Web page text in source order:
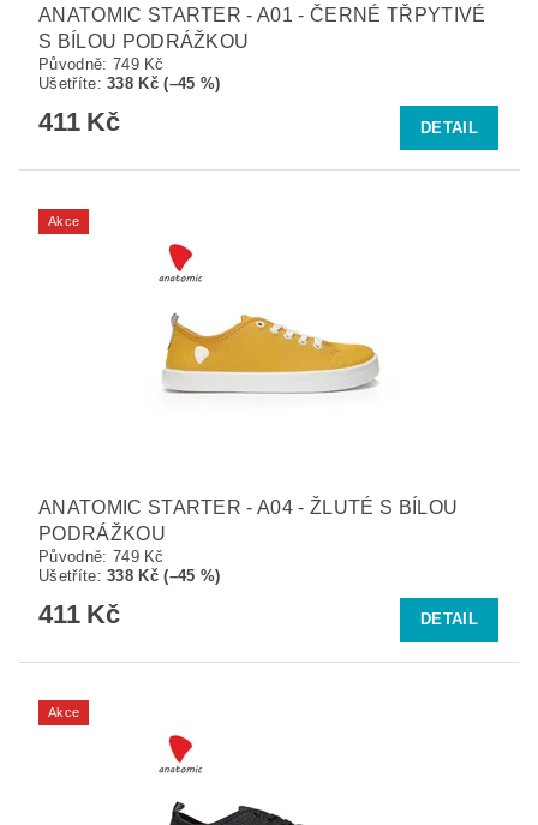
ANATOMIC STARTER - A01 - ČERNÉ TŘPYTIVÉ
S BÍLOU PODRÁŽKOU
Původně: 749 Kč
Ušetříte:338 Kč (–45 %)
411 Kč DETAIL
Akce
ANATOMIC STARTER - A04 - ŽLUTÉ S BÍLOU
PODRÁŽKOU
Původně: 749 Kč
Ušetříte:338 Kč (–45 %)
411 Kč DETAIL
Akce